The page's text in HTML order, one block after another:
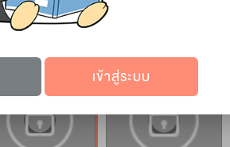
รายละเอียดการ์ตูน
เข้าสู่ระบบ